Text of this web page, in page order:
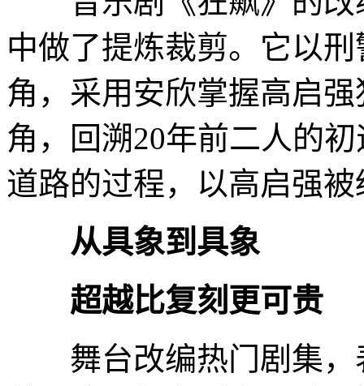
中做了提炼裁剪。它以
角，采用安欣掌握高启
角，回溯20年前二人的
道路的过程，以高启强
从具象到具象
超越比复刻更可贵
舞台改编热门剧集，